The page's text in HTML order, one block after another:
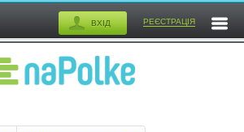
ВХІД РЕЄСТРАЦІЯ